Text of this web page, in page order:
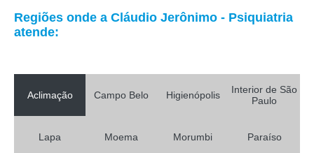
Regiões onde a Cláudio Jerônimo - Psiquiatria
atende:
Aclimação Campo Belo Higienópolis
Interior de São
Paulo
Lapa Moema Morumbi Paraíso